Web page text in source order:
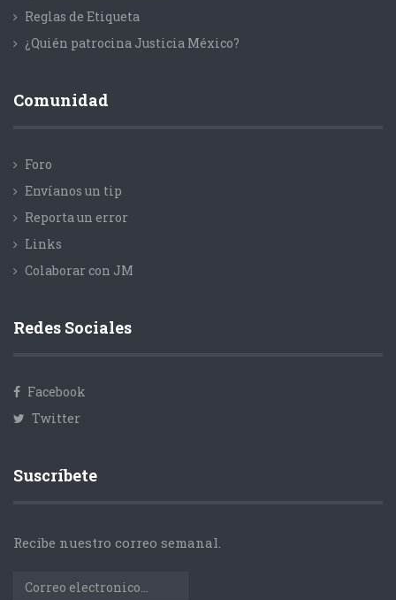
Reglas de Etiqueta
¿Quién patrocina Justicia México?
Comunidad
Foro
Envíanos un tip
Reporta un error
Links
Colaborar con JM
Redes Sociales
Facebook
Twitter
Suscríbete
Recibe nuestro correo semanal.